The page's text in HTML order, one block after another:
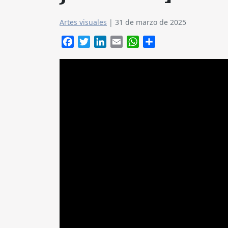
Artes visuales | 31 de marzo de 2025
FacebookTwitterLinkedIn
Email WhatsApp